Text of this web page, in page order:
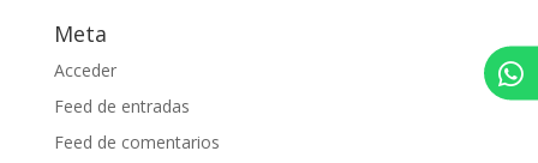
Meta
Acceder
Feed de entradas
Feed de comentarios